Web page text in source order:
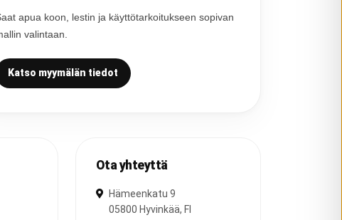
apua koon, lestin ja käyttötarkoitukseen sopivan
valintaan.
Katso myymälän tiedot
Ota yhteyttä
Hämeenkatu 9
05800 Hyvinkää, FI